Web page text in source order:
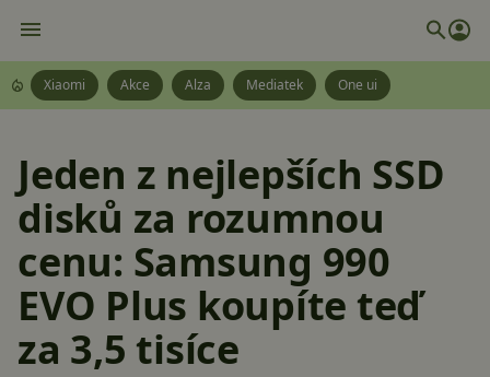
Xiaomi Akce Alza Mediatek One ui
Jeden z nejlepších SSD
disků za rozumnou
cenu: Samsung 990
EVO Plus koupíte teď
za 3,5 tisíce